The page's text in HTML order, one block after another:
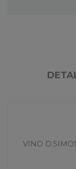
VINO